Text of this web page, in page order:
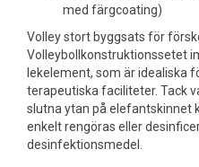
med färgcoating)
Volley stort byggsats för
Volleybollkonstruktionssetet
lekelement, som är idealiska
terapeutiska faciliteter. Tack
slutna ytan på elefantskinnet
enkelt rengöras eller
desinfektionsmedel.